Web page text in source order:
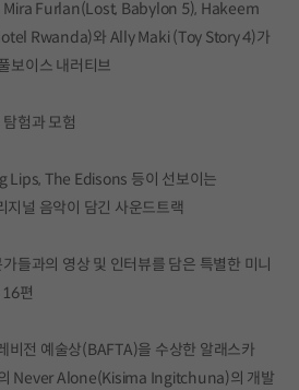
Furlan(Lost, Babylon 5), Hakeem
Rwanda)와 Ally Maki (Toy Story 4)가
보이스 내러티브
험과 모험
Lips, The Edisons 등이 선보이는
지널 음악이 담긴 사운드트랙
들과의 영상 및 인터뷰를 담은 특별한 미니
편
비전 예술상(BAFTA)을 수상한 알래스카
Never Alone(Kisima Ingitchuna)의 개발